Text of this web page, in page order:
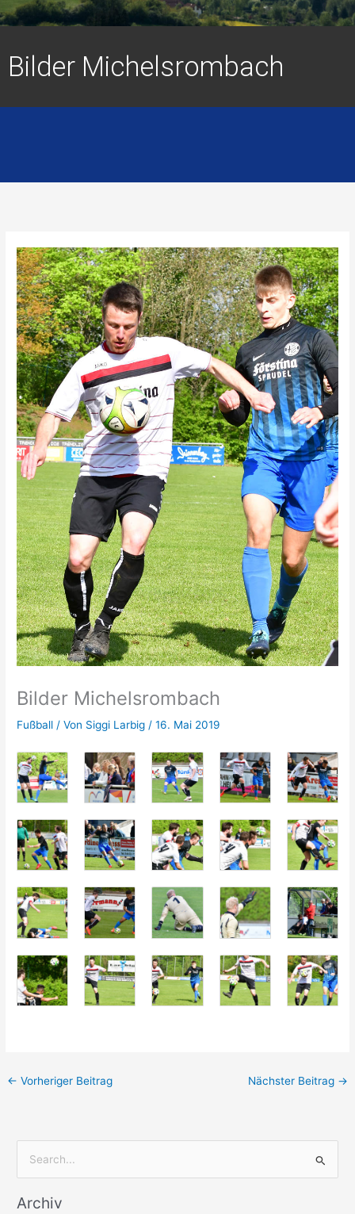
Bilder Michelsrombach
Bilder Michelsrombach
Fußball / Von Siggi Larbig/16. Mai 2019
← Vorheriger Beitrag Nächster Beitrag →
c
Archiv